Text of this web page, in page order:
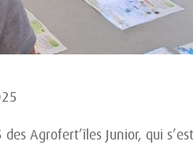
Agrofert’îles Junior, qui